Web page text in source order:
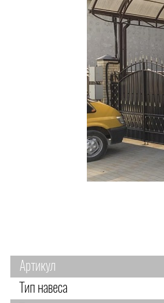
Артикул
Тип навеса